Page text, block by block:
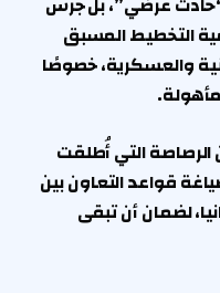
التخطيط المسبق
والعسكرية، خصوصًا
التي أُطلقت
قواعد التعاون بين
لضمان أن تبقى